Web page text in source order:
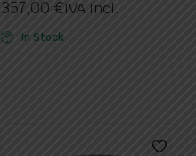
357,00 €IVA Incl.
In Stock